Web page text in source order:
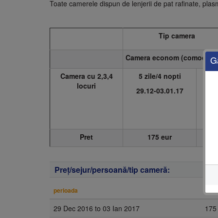
Toate camerele dispun de lenjerii de pat rafinate,
Tip camera
Camera econom
Camera cu 2,3,4
locuri
5 zile/4 nopti
29.12-03.01.17
Pret 175 eur
Preţ/sejur/persoană/tip cameră:
perioada preţ
29 Dec 2016 to 03 Ian 2017 175